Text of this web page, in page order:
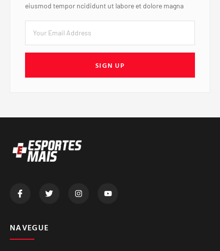
eiusmod tempor ncididunt ut labore et dolore magna
SIGN UP
NAVEGUE